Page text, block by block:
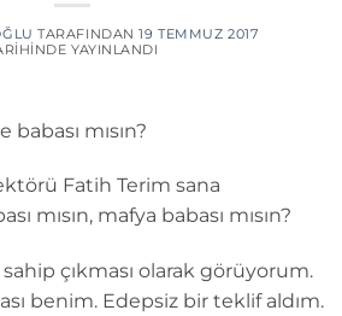
TARAFINDAN 19 TEMMUZ 2017
YAYINLANDI
babası mısın?
Fatih Terim sana
mısın, mafya babası mısın?
çıkması olarak görüyorum.
benim. Edepsiz bir teklif aldım.